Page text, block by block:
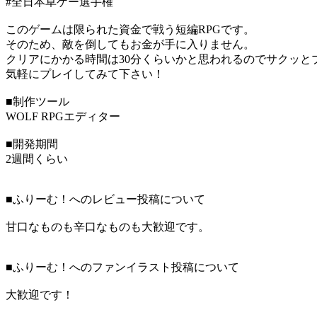
このゲームは限られた資金で戦う短編RPGです。
そのため、敵を倒してもお金が手に入りません。
クリアにかかる時間は30分くらいかと思われるのでサクッと
気軽にプレイしてみて下さい！
■制作ツール
WOLF RPGエディター
■開発期間
2週間くらい
■ふりーむ！へのレビュー投稿について
甘口なものも辛口なものも大歓迎です。
■ふりーむ！へのファンイラスト投稿について
大歓迎です！